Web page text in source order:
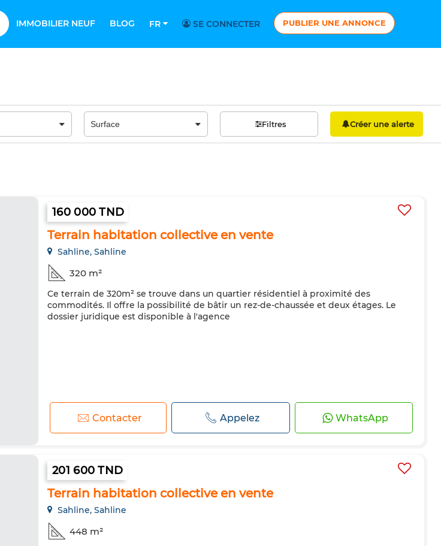
IMMOBILIER NEUF BLOG FR SE CONNECTER PUBLIER UNE ANNONCE
Filtres Créer une alerte
160 000 TND
Terrain habitation collective en vente
Sahline, Sahline
320 m²
Ce terrain de 320m² se trouve dans un quartier résidentiel à proximité des
commodités. Il offre la possibilité de bâtir un rez-de-chaussée et deux étages. Le
dossier juridique est disponible à l'agence
Contacter Appelez WhatsApp
201 600 TND
Terrain habitation collective en vente
Sahline, Sahline
448 m²